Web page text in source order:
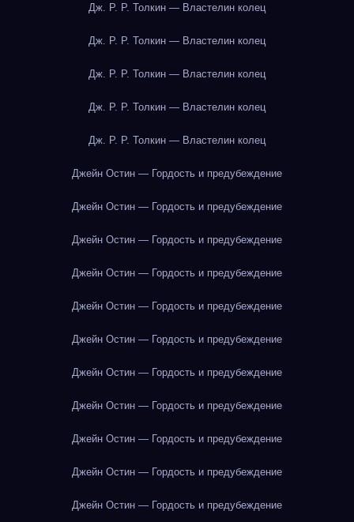
Дж. Р. Р. Толкин — Властелин колец
Дж. Р. Р. Толкин — Властелин колец
Дж. Р. Р. Толкин — Властелин колец
Дж. Р. Р. Толкин — Властелин колец
Дж. Р. Р. Толкин — Властелин колец
Джейн Остин — Гордость и предубеждение
Джейн Остин — Гордость и предубеждение
Джейн Остин — Гордость и предубеждение
Джейн Остин — Гордость и предубеждение
Джейн Остин — Гордость и предубеждение
Джейн Остин — Гордость и предубеждение
Джейн Остин — Гордость и предубеждение
Джейн Остин — Гордость и предубеждение
Джейн Остин — Гордость и предубеждение
Джейн Остин — Гордость и предубеждение
Джейн Остин — Гордость и предубеждение